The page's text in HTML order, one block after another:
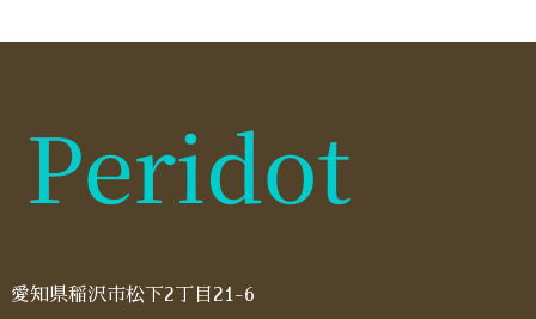
愛知県稲沢市松下2丁目21-6